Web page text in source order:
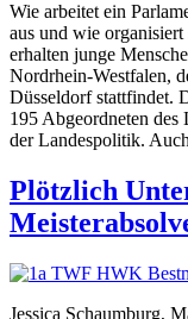
Wie arbeitet ein
aus und wie
erhalten junge
Nordrhein-Westfalen,
Düsseldorf stattfindet.
195 Abgeordneten des
der Landespolitik.
Plötzlich
Jessica Schaumburg,